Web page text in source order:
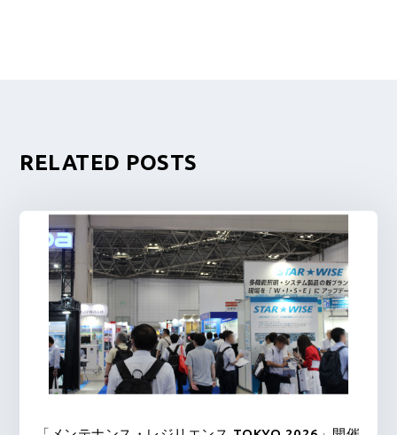
RELATED POSTS